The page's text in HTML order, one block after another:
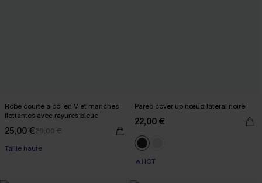
Robe courte à col en V et manches
flottantes avec rayures bleue
25,00 €29,00 €
Taille haute
Paréo cover up nœud latéral noire
22,00 €
🔥HOT